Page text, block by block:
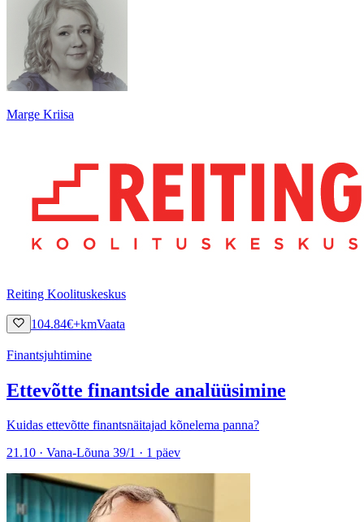
Marge Kriisa
Reiting Koolituskeskus
104.84€+kmVaata
Finantsjuhtimine
Ettevõtte finantside analüüsimine
Kuidas ettevõtte finantsnäitajad kõnelema panna?
21.10 · Vana-Lõuna 39/1 · 1 päev